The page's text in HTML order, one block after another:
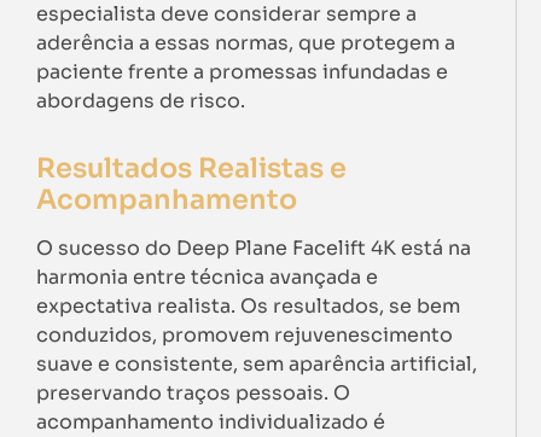
especialista deve considerar sempre a
aderência a essas normas, que protegem a
paciente frente a promessas infundadas e
abordagens de risco.
Resultados Realistas e
Acompanhamento
O sucesso do Deep Plane Facelift 4K está na
harmonia entre técnica avançada e
expectativa realista. Os resultados, se bem
conduzidos, promovem rejuvenescimento
suave e consistente, sem aparência artificial,
preservando traços pessoais. O
acompanhamento individualizado é